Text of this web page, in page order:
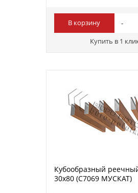
В корзину
Купить в 1
Кубообразный
30х80 (C7069 МУСКАТ)